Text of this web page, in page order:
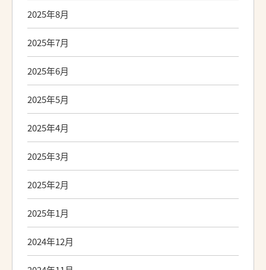
2025年8月
2025年7月
2025年6月
2025年5月
2025年4月
2025年3月
2025年2月
2025年1月
2024年12月